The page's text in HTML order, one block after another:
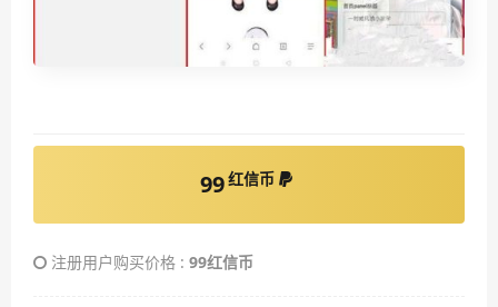
99红信币
注册用户购买价格 : 99红信币